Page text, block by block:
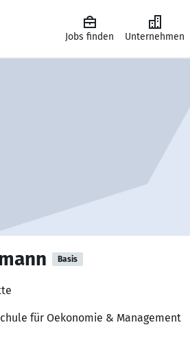
Jobs finden Unternehmen
Basis
für Oekonomie & Management